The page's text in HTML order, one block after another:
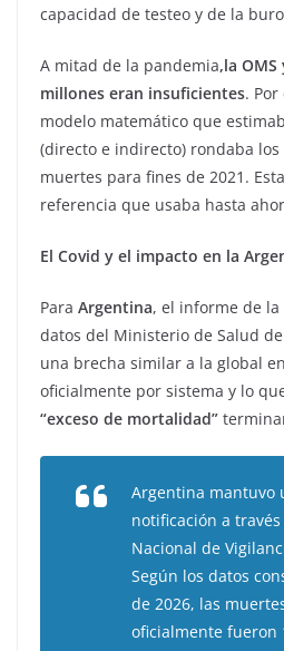
capacidad de testeo y de la
A mitad de la pandemia,la
millones eran insuficientes.
modelo matemático que
(directo e indirecto) rondaba los
muertes para fines de 2021.
referencia que usaba hasta
El Covid y el impacto en la
Para Argentina, el informe de la
datos del Ministerio de Salud
una brecha similar a la global
oficialmente por sistema y lo
“exceso de mortalidad”
Argentina mantuvo
notificación a
Nacional de
Según los datos
de 2026, las
oficialmente fueron